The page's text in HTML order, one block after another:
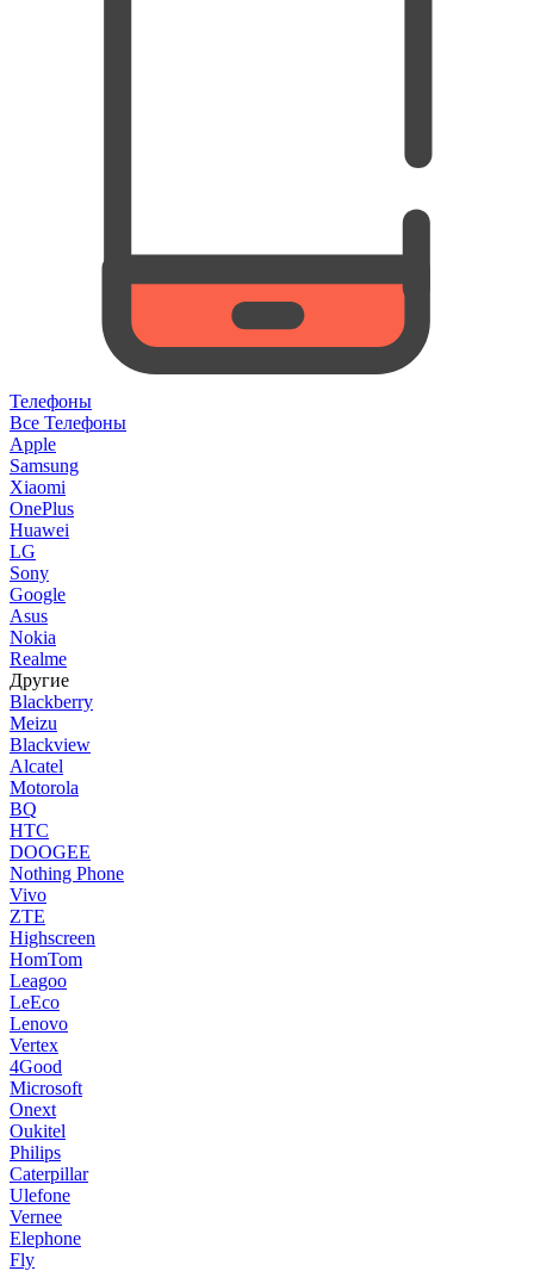
Телефоны
Все Телефоны
Apple
Samsung
Xiaomi
OnePlus
Huawei
LG
Sony
Google
Asus
Nokia
Realme
Другие
Blackberry
Meizu
Blackview
Alcatel
Motorola
BQ
HTC
DOOGEE
Nothing Phone
Vivo
ZTE
Highscreen
HomTom
Leagoo
LeEco
Lenovo
Vertex
4Good
Microsoft
Onext
Oukitel
Philips
Caterpillar
Ulefone
Vernee
Elephone
Fly